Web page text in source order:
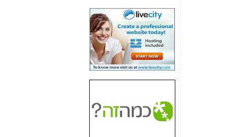
חשיפה: איוב קרא
אישר לקבוצת סלקום
בדיוק מה שביבי אישר
כאן
האם השר איוב קרא
היה צריך בכלל לחתום
האם ביבי וקרא קבלו
בכלל תמורה עבור
ההטבות הרגולטוריות